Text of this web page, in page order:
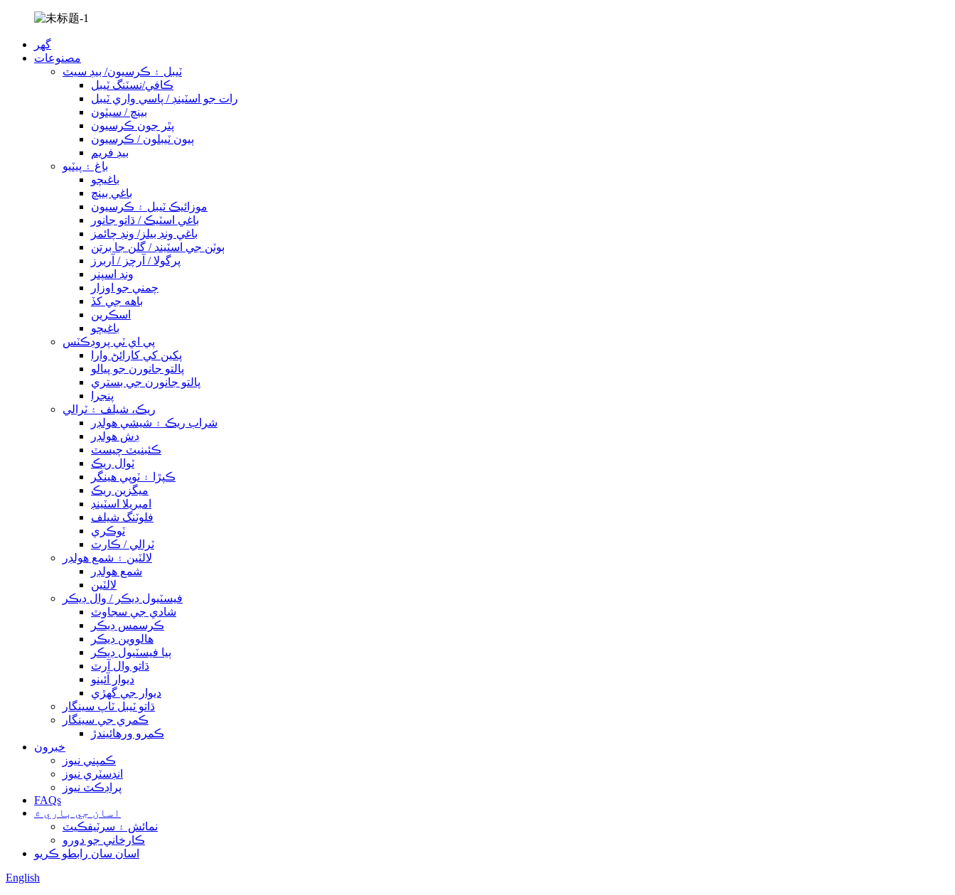
گهر
مصنوعات
ٽيبل ۽ ڪرسيون/ بيڊ سيٽ
ڪافي/نسٽنگ ٽيبل
رات جو اسٽينڊ / پاسي واري ٽيبل
بينچ / سيٽون
پٿر جون ڪرسيون
ٻيون ٽيبلون / ڪرسيون
بيڊ فريم
باغ ۽ پيٽيو
باغيچو
باغي بينچ
موزائيڪ ٽيبل ۽ ڪرسيون
باغي اسٽيڪ / ڌاتو جانور
باغي ونڊ بيلز/ ونڊ چائمز
ٻوٽن جي اسٽينڊ / گلن جا برتن
پرگولا / آرچز / آربرز
ونڊ اسپنر
چمني جو اوزار
باهه جي کڏ
اسڪرين
باغيچو
پي اي ٽي پروڊڪٽس
پکين کي کارائڻ وارا
پالتو جانورن جو پيالو
پالتو جانورن جي بستري
پنجرا
ريڪ، شيلف ۽ ٽرالي
شراب ريڪ ۽ شيشي هولڊر
ڊش هولڊر
ڪئبنيٽ چيسٽ
ٽوال ريڪ
ڪپڙا ۽ ٽوپي هينگر
ميگزين ريڪ
امبريلا اسٽينڊ
فلوٽنگ شيلف
ٽوڪري
ٽرالي / ڪارٽ
لالٽين ۽ شمع هولڊر
شمع هولڊر
لالٽين
فيسٽيول ڊيڪر / وال ڊيڪر
شادي جي سجاوٽ
ڪرسمس ڊيڪر
هالووین ڊيڪر
ٻيا فيسٽيول ڊيڪر
ڌاتو وال آرٽ
ديوار آئينو
ديوار جي گھڙي
ڌاتو ٽيبل ٽاپ سينگار
ڪمري جي سينگار
ڪمرو ورهائيندڙ
خبرون
ڪمپني نيوز
انڊسٽري نيوز
پراڊڪٽ نيوز
FAQs
اسان جي باري ۾
نمائش ۽ سرٽيفڪيٽ
ڪارخاني جو دورو
اسان سان رابطو ڪريو
English